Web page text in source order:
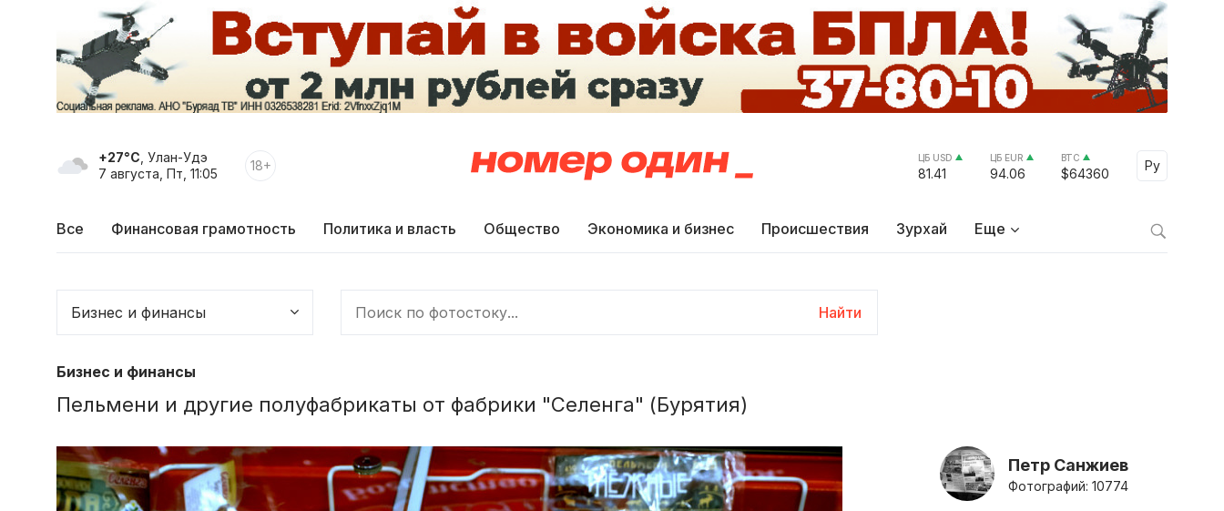
+27°C , Улан-Удэ
7 августа, Пт, 11:05
18+ ЦБ USD
81.41
ЦБ EUR
94.06
BTC
$64360
Ру
Select
Все Финансовая грамотность Политика и власть Общество Экономика и бизнес Происшествия Зурхай Еще
Найти
Бизнес и финансы
Пельмени и другие полуфабрикаты от фабрики "Селенга" (Бурятия)
Петр Санжиев
Фотографий: 10774